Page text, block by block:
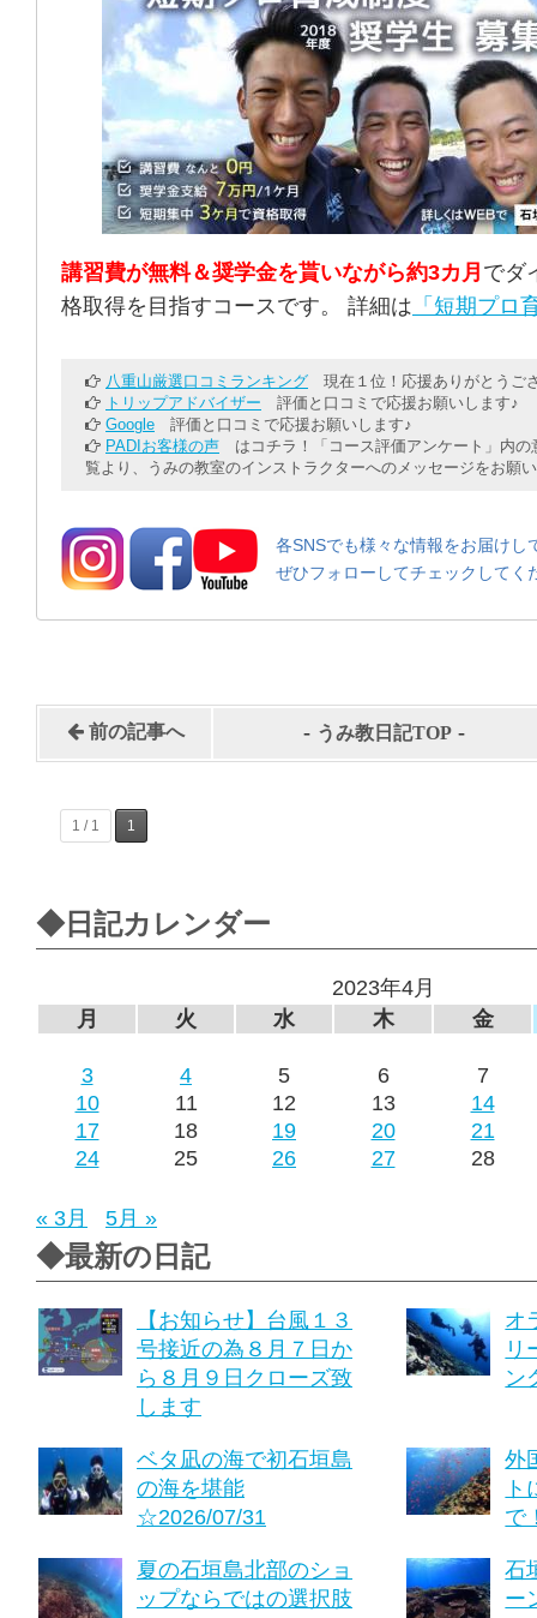
講習費が無料＆奨学金を貰いながら約3カ月 でダ
格取得を目指すコースです。 詳細は 「短期プロ
八重山厳選口コミランキング 現在１位！応援ありがとうご
トリップアドバイザー 評価と口コミで応援お願いします♪
Google 評価と口コミで応援お願いします♪
PADIお客様の声 はコチラ！「コース評価アンケート」内の
覧より、うみの教室のインストラクターへのメッセージをお願
各SNSでも様々な情報をお届けし
ぜひフォローしてチェックしてく
前の記事へ - うみ教日記TOP -
1 / 1 1
◆日記カレンダー
2023年4月
月
火 水 木 金
3 4 5 6
7
10
11 12 13
14
17
18 19 20
21
24
25 26 27 28
« 3月 5月 »
◆最新の日記
【お知らせ】台風１３
号接近の為８月７日か
ら８月９日クローズ致
します
オ
リ
ン
ベタ凪の海で初石垣島
の海を堪能
☆2026/07/31
外
で
夏の石垣島北部のショ
ップならではの選択肢
石
ー